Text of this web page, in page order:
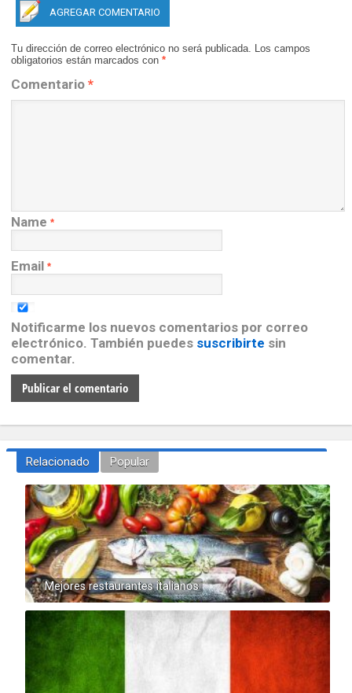
AGREGAR COMENTARIO
Tu dirección de correo electrónico no será publicada. Los campos
obligatorios están marcados con *
Comentario *
Name *
Email *
Notificarme los nuevos comentarios por correo
electrónico. También puedes suscribirte sin
comentar.
Relacionado Popular
Mejores restaurantes italianos